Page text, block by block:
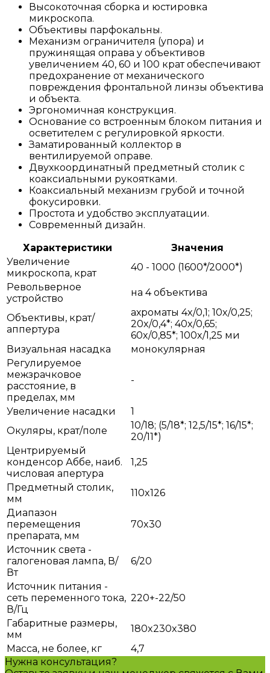
Высокоточная сборка и юстировка
микроскопа.
Объективы парфокальны.
Механизм ограничителя (упора) и
пружинящая оправа у объективов
увеличением 40, 60 и 100 крат обеспечивают
предохранение от механического
повреждения фронтальной линзы объектива
и объекта.
Эргономичная конструкция.
Основание со встроенным блоком питания и
осветителем с регулировкой яркости.
Заматированный коллектор в
вентилируемой оправе.
Двухкоординатный предметный столик с
коаксиальными рукоятками.
Коаксиальный механизм грубой и точной
фокусировки.
Простота и удобство эксплуатации.
Современный дизайн.
Характеристики
Значения
Увеличение
микроскопа, крат
40 - 1000 (1600*/2000*)
Револьверное
устройство
на 4 объектива
Объективы, крат/
аппертура
ахроматы 4x/0,1; 10x/0,25;
20x/0,4*; 40x/0,65;
60x/0,85*; 100x/1,25 ми
Визуальная насадка
монокулярная
Регулируемое
межзрачковое
расстояние, в
пределах, мм
-
Увеличение насадки
1
Окуляры, крат/поле
10/18; (5/18*; 12,5/15*; 16/15*;
20/11*)
Центрируемый
конденсор Аббе, наиб.
числовая апертура
1,25
Предметный столик,
мм
110x126
Диапазон
перемещения
препарата, мм
70x30
Источник света -
галогеновая лампа, В/
Вт
6/20
Источник питания -
сеть переменного тока,
В/Гц
220+-22/50
Габаритные размеры,
мм
180x230x380
Масса, не более, кг
4,7
Нужна консультация?